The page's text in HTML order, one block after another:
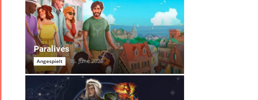
Paralives
Angespielt 16. June 2026